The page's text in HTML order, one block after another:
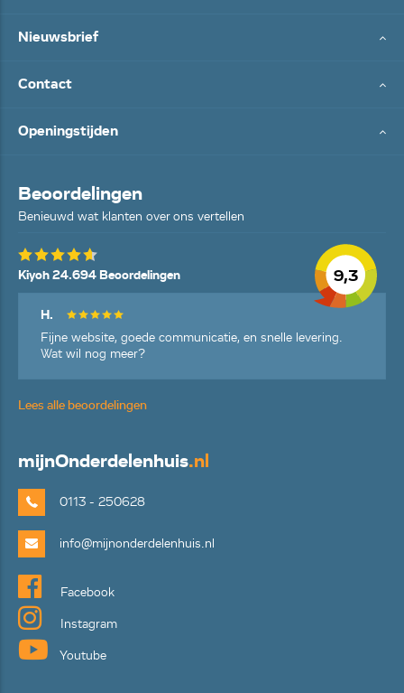
Nieuwsbrief
Contact
Openingstijden
Beoordelingen
Benieuwd wat klanten over ons vertellen
9,3
Kiyoh 24.694 Beoordelingen
H.
Fijne website, goede communicatie, en snelle levering.
Wat wil nog meer?
Lees alle beoordelingen
mijnOnderdelenhuis.nl
0113 - 250628
info@mijnonderdelenhuis.nl
Facebook
Instagram
Youtube